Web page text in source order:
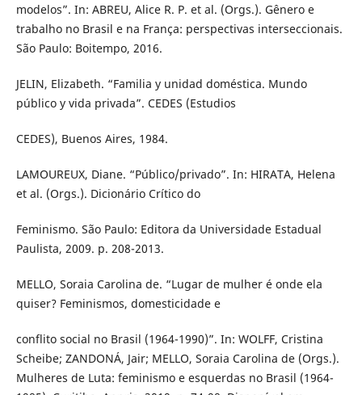
modelos”. In: ABREU, Alice R. P. et al. (Orgs.). Gênero e
trabalho no Brasil e na França: perspectivas interseccionais.
São Paulo: Boitempo, 2016.
JELIN, Elizabeth. “Familia y unidad doméstica. Mundo
público y vida privada”. CEDES (Estudios
CEDES), Buenos Aires, 1984.
LAMOUREUX, Diane. “Público/privado”. In: HIRATA, Helena
et al. (Orgs.). Dicionário Crítico do
Feminismo. São Paulo: Editora da Universidade Estadual
Paulista, 2009. p. 208-2013.
MELLO, Soraia Carolina de. “Lugar de mulher é onde ela
quiser? Feminismos, domesticidade e
conflito social no Brasil (1964-1990)”. In: WOLFF, Cristina
Scheibe; ZANDONÁ, Jair; MELLO, Soraia Carolina de (Orgs.).
Mulheres de Luta: feminismo e esquerdas no Brasil (1964-